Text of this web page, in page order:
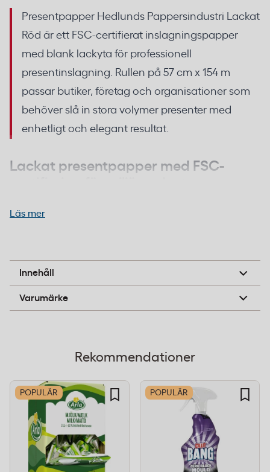
Presentpapper Hedlunds Pappersindustri Lackat
Röd är ett FSC-certifierat inslagningspapper
med blank lackyta för professionell
presentinslagning. Rullen på 57 cm x 154 m
passar butiker, företag och organisationer som
behöver slå in stora volymer presenter med
enhetligt och elegant resultat.
Lackat presentpapper med FSC-
Materialet är FSC-certifierat, vilket innebär att det
kommer från ansvarsfullt brukade skogar. Trycket är
gjort med vattenbaserade bläck som är
Färg:Röd
Finish:Glansig (lackerad)
Grammage:80 g/m²
Vikt:7 kg per rulle
Certifiering:FSC-certifierat material
Läs mer
Innehåll
FSC-certifierat papper, vattenbaserade bläck
Varumärke
Hedlunds Pappersindustri
Rekommendationer
POPULÄR POPULÄR